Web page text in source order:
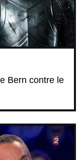
Bern contre le